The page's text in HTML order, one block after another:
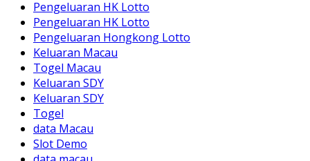
Pengeluaran HK Lotto
Pengeluaran HK Lotto
Pengeluaran Hongkong Lotto
Keluaran Macau
Togel Macau
Keluaran SDY
Keluaran SDY
Togel
data Macau
Slot Demo